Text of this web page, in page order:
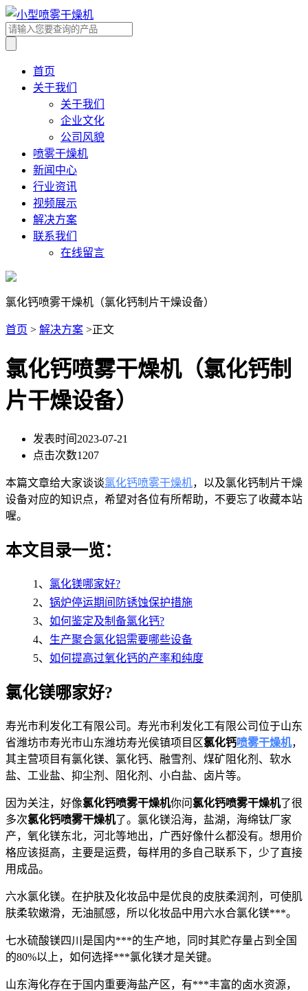
首页
关于我们
关于我们
企业文化
公司风貌
喷雾干燥机
新闻中心
行业资讯
视频展示
解决方案
联系我们
在线留言
氯化钙喷雾干燥机（氯化钙制片干燥设备）
首页 > 解决方案 >正文
氯化钙喷雾干燥机（氯化钙制
片干燥设备）
发表时间 2023-07-21
点击次数1207
本篇文章给大家谈谈氯化钙喷雾干燥机，以及氯化钙制片干燥
设备对应的知识点，希望对各位有所帮助，不要忘了收藏本站
喔。
本文目录一览：
1、 氯化镁哪家好?
2、 锅炉停运期间防锈蚀保护措施
3、 如何鉴定及制备氯化钙?
4、 生产聚合氯化铝需要哪些设备
5、 如何提高过氧化钙的产率和纯度
氯化镁哪家好?
寿光市利发化工有限公司。寿光市利发化工有限公司位于山东
省潍坊市寿光市山东潍坊寿光侯镇项目区氯化钙喷雾干燥机，
其主营项目有氯化镁、氯化钙、融雪剂、煤矿阻化剂、软水
盐、工业盐、抑尘剂、阻化剂、小白盐、卤片等。
因为关注，好像氯化钙喷雾干燥机你问氯化钙喷雾干燥机了很
多次氯化钙喷雾干燥机了。氯化镁沿海，盐湖，海绵钛厂家
产，氧化镁东北，河北等地出，广西好像什么都没有。想用价
格应该挺高，主要是运费，每样用的多自己联系下，少了直接
用成品。
六水氯化镁。在护肤及化妆品中是优良的皮肤柔润剂，可使肌
肤柔软嫩滑，无油腻感，所以化妆品中用六水合氯化镁***。
七水硫酸镁四川是国内***的生产地，同时其贮存量占到全国
的80%以上，如何选择***氯化镁才是关键。
山东海化存在于国内重要海盐产区，有***丰富的卤水资源，